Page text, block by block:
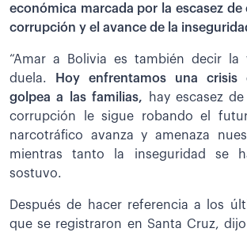
económica marcada por la escasez
corrupción y el avance de la
“Amar a Bolivia es también decir la
duela.
Hoy enfrentamos una crisis
golpea a las familias, hay escasez
corrupción le sigue robando el
narcotráfico avanza y amenaza
mientras tanto la inseguridad se
sostuvo.
Después de hacer referencia a los
que se registraron en Santa Cruz,